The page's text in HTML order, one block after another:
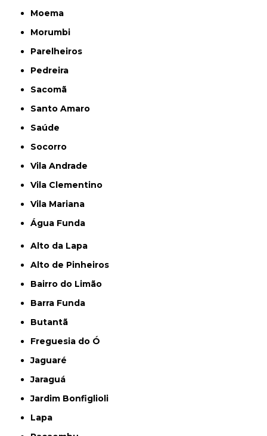
Moema
Morumbi
Parelheiros
Pedreira
Sacomã
Santo Amaro
Saúde
Socorro
Vila Andrade
Vila Clementino
Vila Mariana
Água Funda
Alto da Lapa
Alto de Pinheiros
Bairro do Limão
Barra Funda
Butantã
Freguesia do Ó
Jaguaré
Jaraguá
Jardim Bonfiglioli
Lapa